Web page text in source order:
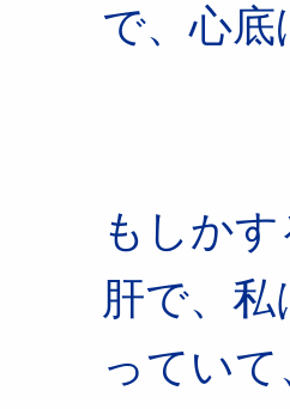
で、心
もしか
肝で、
ってい